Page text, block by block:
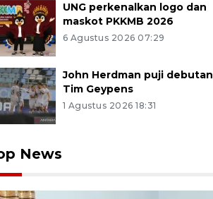
UNG perkenalkan logo dan
maskot PKKMB 2026
6 Agustus 2026 07:29
John Herdman puji debutan
Tim Geypens
1 Agustus 2026 18:31
News